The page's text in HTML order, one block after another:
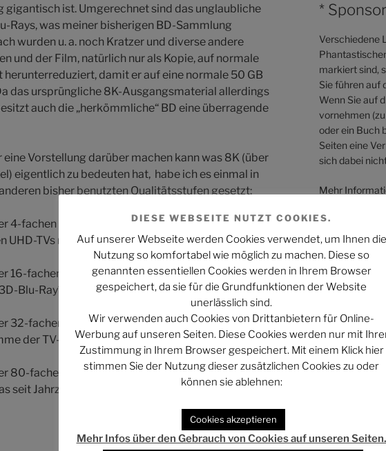
gigantisch ist. Umgerechnet sind das unglaubliche
Rays, was meiner bisherigen BD-Sammlung
wurden u. a. noch Kratzer und diverse andere
und der Film, natürlich nur als Kopie, auf normale
herunterreduziert, damit er auf eine normale 50 GB
das ursprüngliche 8K-Ausgangsmaterial allerdings
auch die „herkömmliche“ BD eine überragende
eine Vorstellung darüber machen kann was 8K (über
eigentlich zu bedeuten hat, habe ich es einmal in
bisher benutzten Qualitätsstufen gesetzt:
4-fachen 4K/UHD-Auflösung (über 8 Millionen Pixel,
UHD-TVs mitbringen);
16-fachen Full-HD-Auflösung (über 2 Millionen Pixel,
Blu-Ray´s besitzen);
32-fachen HD-Auflösung (über 1 Million Pixel, wie es
der TV-Sender ausstrahlen);
80-fachen (!!!) SD-Auflösung (über 400.000 Pixel,
seit Jahrzehnten bekannte normale SD-TV-
*
Verschiedene
markiert sind,
Sie führen auf
Wenn Sie auf
vornehmen
oder ein Buch
Seiten eine
sich dabei
Mehr
DIESE WEBSEITE NUTZT COOKIES.
Auf unserer Webseite werden Cookies verwendet, um Ihnen die
Nutzung so komfortabel wie möglich zu machen. Diese so
genannten essentiellen Cookies werden in Ihrem Browser
gespeichert, da sie für die Grundfunktionen der Website
unerlässlich sind.
Wir verwenden auch Cookies von Drittanbietern für Online-
Werbung auf unseren Seiten. Diese Cookies werden nur mit
Zustimmung in Ihrem Browser gespeichert. Mit einem Klick hier
stimmen Sie der Nutzung dieser zusätzlichen Cookies zu oder
können sie ablehnen:
Cookies akzeptieren
Mehr Infos über den Gebrauch von Cookies auf unseren Seiten.